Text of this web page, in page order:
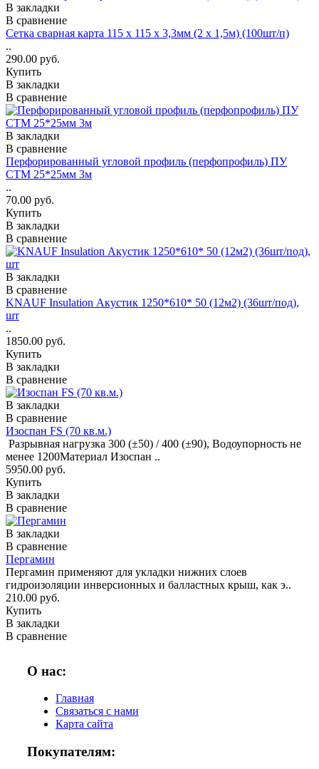
В закладки
В сравнение
Сетка сварная карта 115 х 115 х 3,3мм (2 х 1,5м) (100шт/п)
..
290.00 руб.
Купить
В закладки
В сравнение
В закладки
В сравнение
Перфорированный угловой профиль (перфопрофиль) ПУ
СТМ 25*25мм 3м
..
70.00 руб.
Купить
В закладки
В сравнение
В закладки
В сравнение
KNAUF Insulation Акустик 1250*610* 50 (12м2) (36шт/под),
шт
..
1850.00 руб.
Купить
В закладки
В сравнение
В закладки
В сравнение
Изоспан FS (70 кв.м.)
Разрывная нагрузка 300 (±50) / 400 (±90), Водоупорность не
менее 1200Материал Изоспан ..
5950.00 руб.
Купить
В закладки
В сравнение
В закладки
В сравнение
Пергамин
Пергамин применяют для укладки нижних слоев
гидроизоляции инверсионных и балластных крыш, как э..
210.00 руб.
Купить
В закладки
В сравнение
О нас:
Главная
Связаться с нами
Карта сайта
Покупателям: